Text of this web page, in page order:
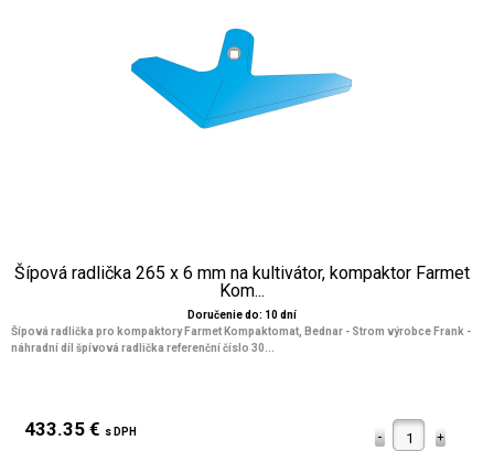
Šípová radlička 265 x 6 mm na kultivátor, kompaktor Farmet
Kom...
Doručenie do: 10 dní
Šípová radlička pro kompaktory Farmet Kompaktomat, Bednar - Strom výrobce Frank -
náhradní díl špívová radlička referenční číslo 30...
433.35 € s DPH